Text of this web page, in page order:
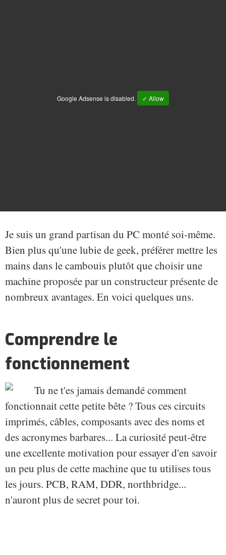
Google Adsense is disabled. ✓ Allow
Je suis un grand partisan du PC monté soi-même.
Bien plus qu'une lubie de geek, préférer mettre les
mains dans le cambouis plutôt que choisir une
machine proposée par un constructeur présente de
nombreux avantages. En voici quelques uns.
Comprendre le
fonctionnement
Tu ne t'es jamais demandé comment
fonctionnait cette petite bête ? Tous ces circuits
imprimés, câbles, composants avec des noms et
des acronymes barbares... La curiosité peut-être
une excellente motivation pour essayer d'en savoir
un peu plus de cette machine que tu utilises tous
les jours. PCB, RAM, DDR, northbridge...
n'auront plus de secret pour toi.